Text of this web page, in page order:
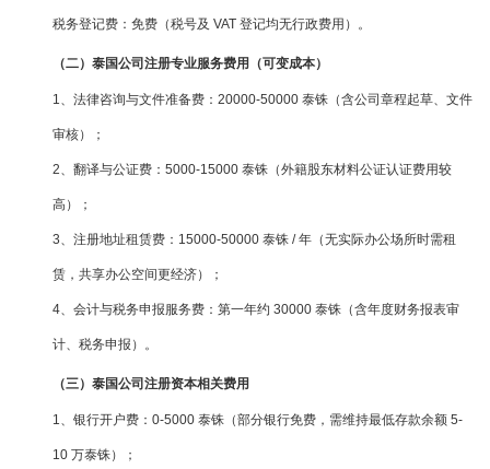
税务登记费：免费（税号及 VAT 登记均无行政费用）。
（二）泰国公司注册专业服务费用（可变成本）
1、法律咨询与文件准备费：20000-50000 泰铢（含公司章程起草、文件
审核）；
2、翻译与公证费：5000-15000 泰铢（外籍股东材料公证认证费用较
高）；
3、注册地址租赁费：15000-50000 泰铢 / 年（无实际办公场所时需租
赁，共享办公空间更经济）；
4、会计与税务申报服务费：第一年约 30000 泰铢（含年度财务报表审
计、税务申报）。
（三）泰国公司注册资本相关费用
1、银行开户费：0-5000 泰铢（部分银行免费，需维持最低存款余额 5-
10 万泰铢）；